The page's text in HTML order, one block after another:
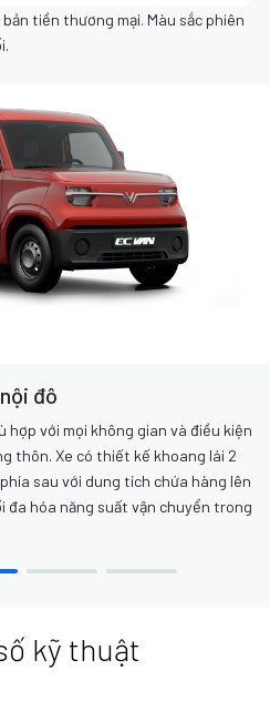
tiền thương mại. Màu sắc phiên
đô
hợp với mọi không gian và điều kiện
thôn. Xe có thiết kế khoang lái 2
sau với dung tích chứa hàng lên
hóa năng suất vận chuyển trong
kỹ thuật